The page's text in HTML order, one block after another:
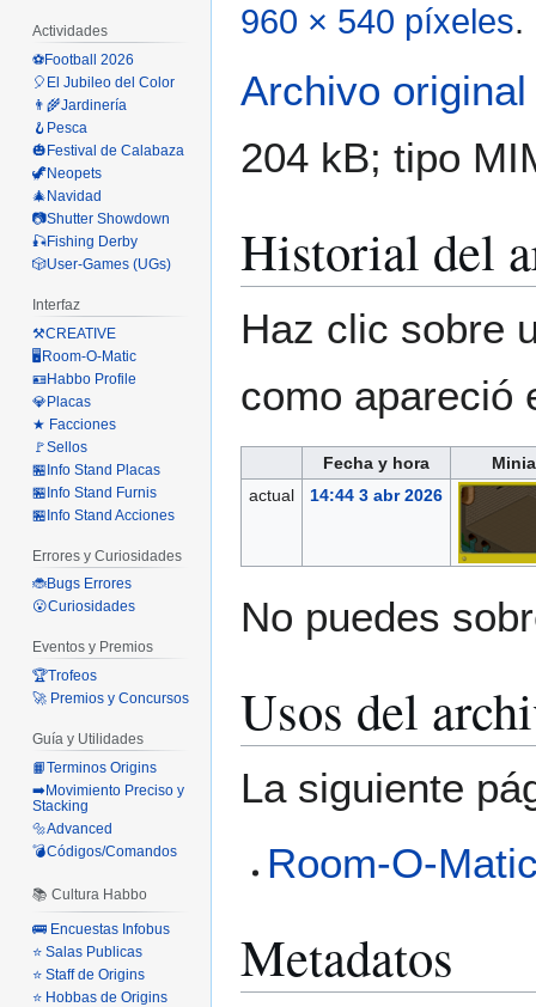
960 × 540 píxeles.
Archivo original
204 kB; tipo
Historial del
Haz clic sobre
como apareció
Fecha y hora
actual
14:44 3 abr 2026
No puedes
Usos del
La siguiente
Room-O-
Metadatos
Actividades
⚽Football 2026
🎈El Jubileo del Color
👨‍🌾Jardinería
🪝Pesca
🎃Festival de Calabaza
🦖Neopets
🎄Navidad
📷Shutter Showdown
🎣Fishing Derby
🎲User-Games (UGs)
Interfaz
⚒️CREATIVE
🖥️Room-O-Matic
🪪Habbo Profile
💎Placas
★ Facciones
🚩Sellos
🏪Info Stand Placas
🏪Info Stand Furnis
🏪Info Stand Acciones
Errores y Curiosidades
🐞Bugs Errores
😮Curiosidades
Eventos y Premios
🏆Trofeos
🚀 Premios y Concursos
Guía y Utilidades
📙Terminos Origins
➡️Movimiento Preciso y
Stacking
🔩Advanced
💣Códigos/Comandos
📚 Cultura Habbo
🚌 Encuestas Infobus
⭐ Salas Publicas
⭐ Staff de Origins
⭐ Hobbas de Origins